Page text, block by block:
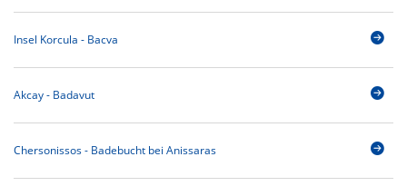
Insel Korcula - Bacva
Akcay - Badavut
Chersonissos - Badebucht bei Anissaras